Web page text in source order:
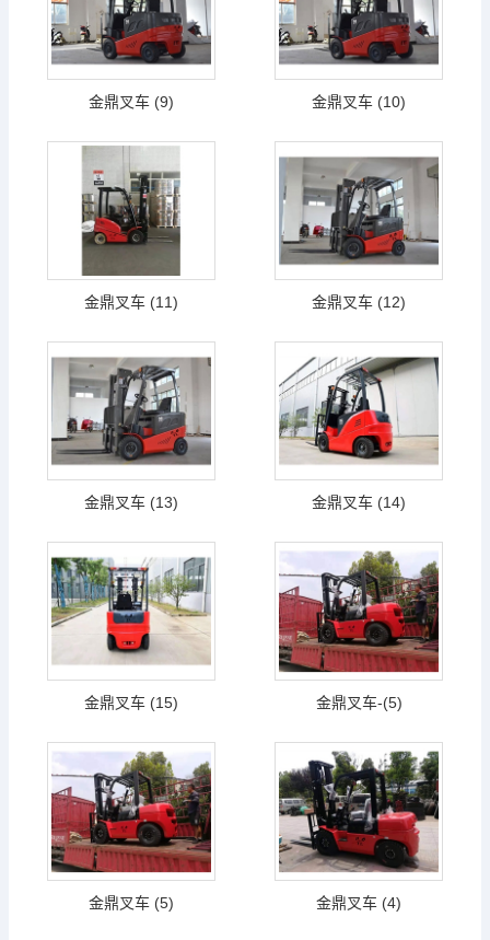
金鼎叉车 (9) 金鼎叉车 (10)
金鼎叉车 (11) 金鼎叉车 (12)
金鼎叉车 (13) 金鼎叉车 (14)
金鼎叉车 (15) 金鼎叉车-(5)
金鼎叉车 (5) 金鼎叉车 (4)